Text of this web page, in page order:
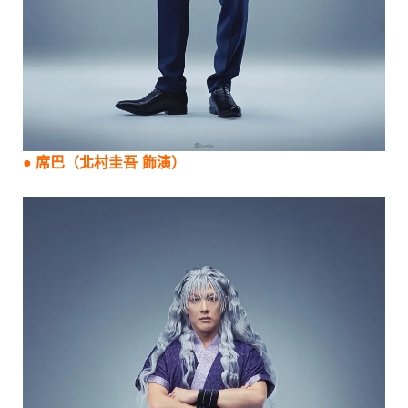
● 席巴 （北村圭吾 飾演）